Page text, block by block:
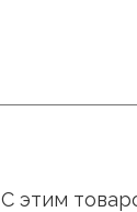
С этим